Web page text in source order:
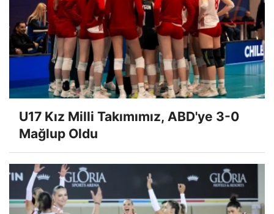
U17 Kız Milli Takımımız, ABD'ye 3-0
Mağlup Oldu